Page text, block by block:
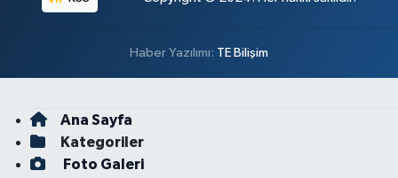
Haber Yazılımı: TE Bilişim
Ana Sayfa
Kategoriler
Foto Galeri